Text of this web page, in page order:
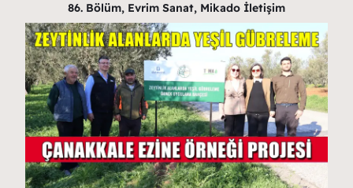
86. Bölüm, Evrim Sanat, Mikado İletişim